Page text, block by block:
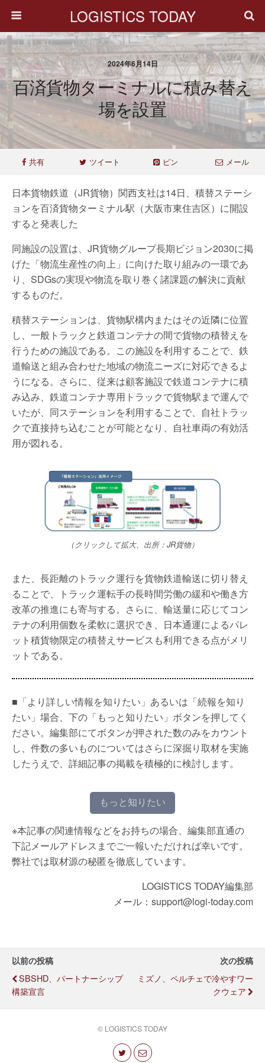
LOGISTICS TODAY
2024年6月14日
百済貨物ターミナルに積み替え
場を設置
共有 ツイート ピン メール
日本貨物鉄道（JR貨物）関西支社は14日、積替ステーシ
ョンを百済貨物ターミナル駅（大阪市東住吉区）に開設
すると発表した
同施設の設置は、JR貨物グループ長期ビジョン2030に掲
げた「物流生産性の向上」に向けた取り組みの一環であ
り、SDGsの実現や物流を取り巻く諸課題の解決に貢献
するものだ。
積替ステーションは、貨物駅構内またはその近隣に位置
し、一般トラックと鉄道コンテナの間で貨物の積替えを
行うための施設である。この施設を利用することで、鉄
道輸送と組み合わせた地域の物流ニーズに対応できるよ
うになる。さらに、従来は顧客施設で鉄道コンテナに積
み込み、鉄道コンテナ専用トラックで貨物駅まで運んで
いたが、同ステーションを利用することで、自社トラッ
クで直接持ち込むことが可能となり、自社車両の有効活
用が図れる。
（クリックして拡大、出所：JR貨物）
また、長距離のトラック運行を貨物鉄道輸送に切り替え
ることで、トラック運転手の長時間労働の緩和や働き方
改革の推進にも寄与する。さらに、輸送量に応じてコン
テナの利用個数を柔軟に選択でき、日本通運によるパレ
ット積貨物限定の積替えサービスも利用できる点がメリ
ットである。
■「より詳しい情報を知りたい」あるいは「続報を知り
たい」場合、下の「もっと知りたい」ボタンを押してく
ださい。編集部にてボタンが押された数のみをカウント
し、件数の多いものについてはさらに深掘り取材を実施
したうえで、詳細記事の掲載を積極的に検討します。
もっと知りたい
※本記事の関連情報などをお持ちの場合、編集部直通の
下記メールアドレスまでご一報いただければ幸いです。
弊社では取材源の秘匿を徹底しています。
LOGISTICS TODAY編集部
メール：support@logi-today.com
以前の投稿
SBSHD、パートナーシップ
構築宣言
次の投稿
ミズノ、ペルチェで冷やすワー
クウェア
© LOGISTICS TODAY